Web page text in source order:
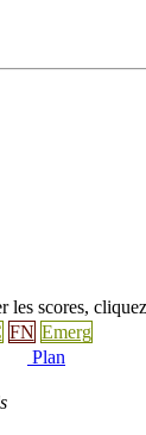
les scores,
FN Emerg
Plan